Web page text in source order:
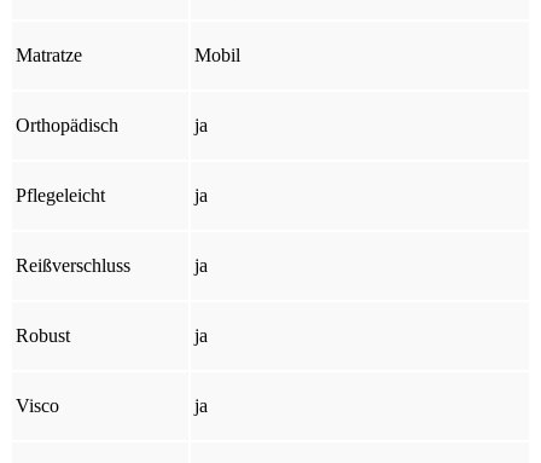
Matratze Mobil
Orthopädisch ja
Pflegeleicht ja
Reißverschluss ja
Robust ja
Visco ja